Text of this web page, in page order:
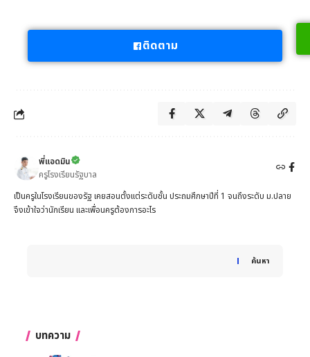
ติดตาม
พี่แอดมิน
ครูโรงเรียนรัฐบาล
เป็นครูในโรงเรียนของรัฐ เคยสอนตั้งแต่ระดับชั้น ประถมศึกษาปีที่ 1 จนถึงระดับ ม.ปลาย
จึงเข้าใจว่านักเรียน และเพื่อนครูต้องการอะไร
ค้นหา
When autocomplete results are available use up and
บทความ